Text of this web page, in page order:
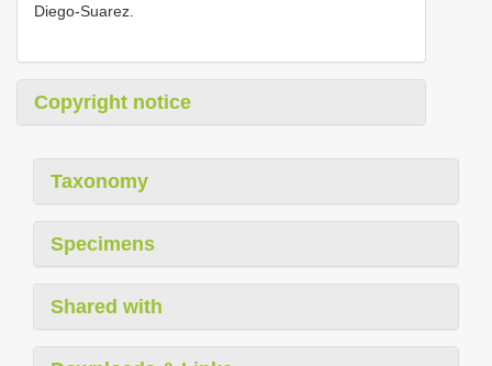
Diego-Suarez.
Copyright notice
Taxonomy
Specimens
Shared with